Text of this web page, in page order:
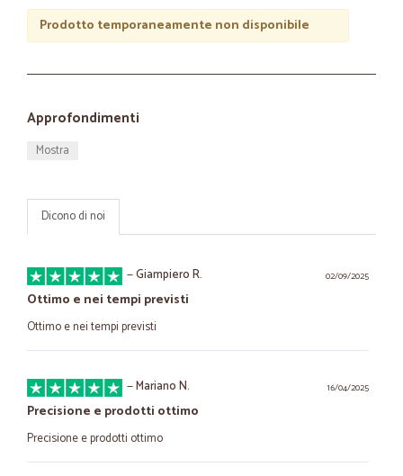
Prodotto temporaneamente non disponibile
Approfondimenti
Mostra
Dicono di noi
02/09/2025
—Giampiero R.
Ottimo e nei tempi previsti
Ottimo e nei tempi previsti
16/04/2025
—Mariano N.
Precisione e prodotti ottimo
Precisione e prodotti ottimo